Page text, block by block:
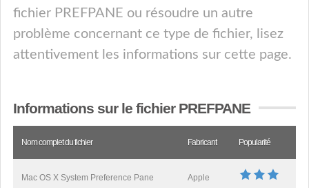
fichier PREFPANE ou résoudre un autre
problème concernant ce type de fichier, lisez
attentivement les informations sur cette page.
Informations sur le fichier PREFPANE
Nom complet du fichier Fabricant Popularité
Mac OS X System Preference Pane Apple